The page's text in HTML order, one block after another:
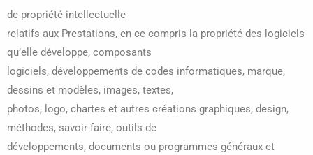
de propriété intellectuelle
relatifs aux Prestations, en ce compris la propriété des logiciels
qu’elle développe, composants
logiciels, développements de codes informatiques, marque,
dessins et modèles, images, textes,
photos, logo, chartes et autres créations graphiques, design,
méthodes, savoir-faire, outils de
développements, documents ou programmes généraux et